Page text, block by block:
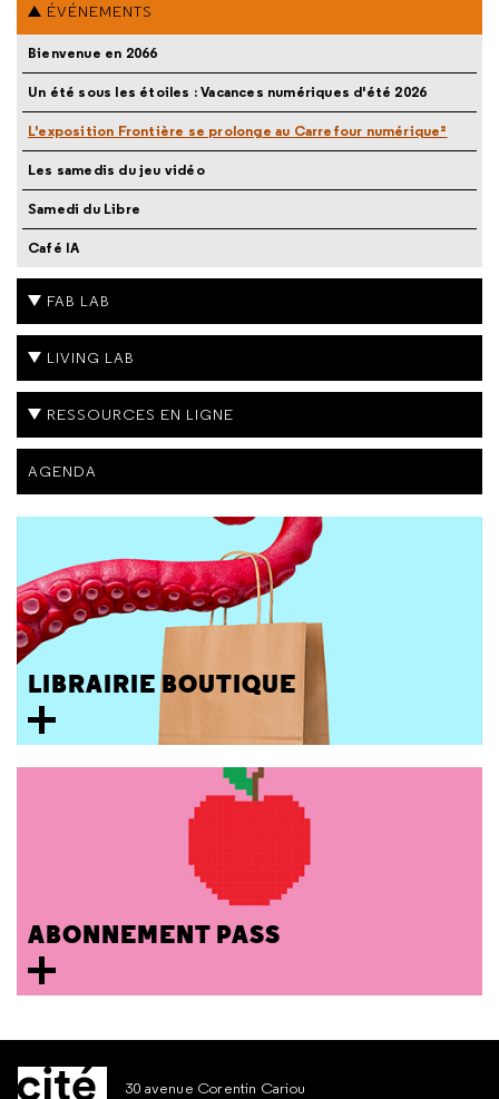
ÉVÉNEMENTS
Bienvenue en 2066
Un été sous les étoiles : Vacances numériques d'été 2026
L'exposition Frontière se prolonge au Carrefour numérique²
Les samedis du jeu vidéo
Samedi du Libre
Café IA
FAB LAB
LIVING LAB
RESSOURCES EN LIGNE
AGENDA
LIBRAIRIE BOUTIQUE
ABONNEMENT PASS
30 avenue Corentin Cariou